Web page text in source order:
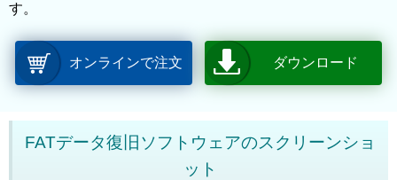
す。
オンラインで注文 ダウンロード
FATデータ復旧ソフトウェアのスクリーンショ
ット